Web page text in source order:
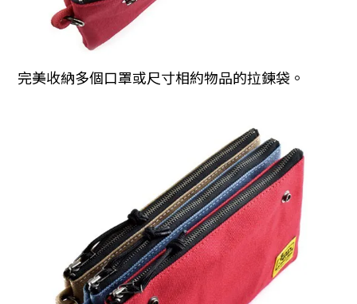
完美收納多個口罩或尺寸相約物品的拉鍊袋。